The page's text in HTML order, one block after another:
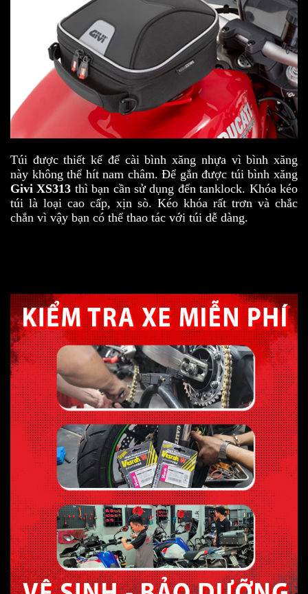
Túi được thiết kế để cài bình xăng nhựa vì bình xăng
này không thể hít nam châm. Để gắn được túi bình xăng
Givi XS313 thì bạn cần sử dụng đến tanklock. Khóa kéo
túi là loại cao cấp, xịn sò. Kéo khóa rất trơn và chắc
chắn vì vậy bạn có thể thao tác với túi dễ dàng.